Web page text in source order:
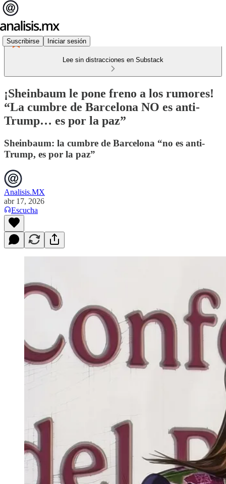
Suscribirse Iniciar sesión
Lee sin distracciones en Substack
¡Sheinbaum le pone freno a los rumores!
“La cumbre de Barcelona NO es anti-
Trump… es por la paz”
Sheinbaum: la cumbre de Barcelona “no es anti-
Trump, es por la paz”
Analisis.MX
abr 17, 2026
Escucha